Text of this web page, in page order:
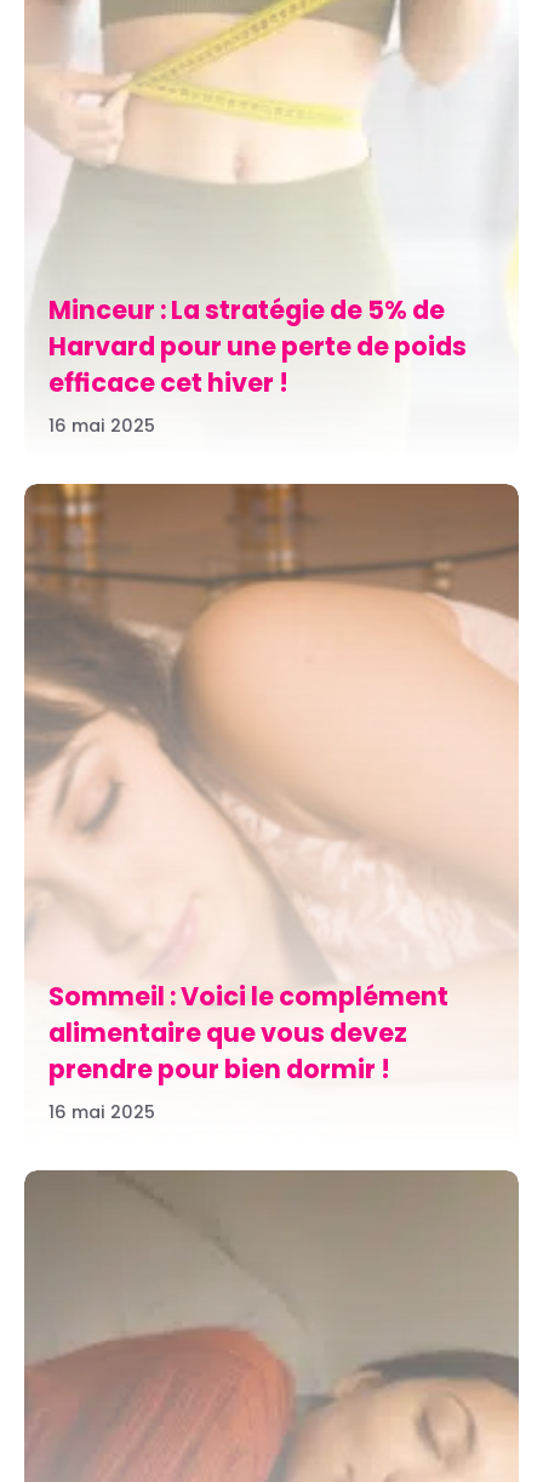
Minceur : La stratégie de 5% de
Harvard pour une perte de poids
efficace cet hiver !
16 mai 2025
Sommeil : Voici le complément
alimentaire que vous devez
prendre pour bien dormir !
16 mai 2025